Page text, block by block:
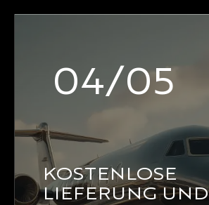
04/05
KOSTENLOSE
LIEFERUNG UND